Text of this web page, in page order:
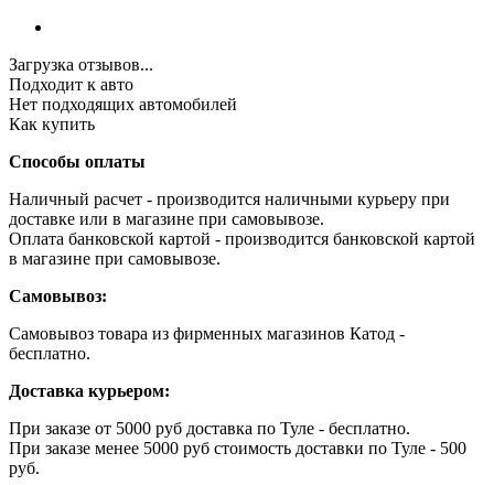
Загрузка отзывов...
Подходит к авто
Нет подходящих автомобилей
Как купить
Способы оплаты
Наличный расчет - производится наличными курьеру при
доставке или в магазине при самовывозе.
Оплата банковской картой - производится банковской картой
в магазине при самовывозе.
Самовывоз:
Самовывоз товара из фирменных магазинов Катод -
бесплатно.
Доставка курьером:
При заказе от 5000 руб доставка по Туле - бесплатно.
При заказе менее 5000 руб стоимость доставки по Туле - 500
руб.